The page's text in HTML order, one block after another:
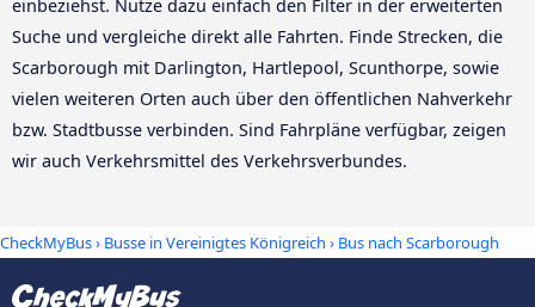
einbeziehst. Nutze dazu einfach den Filter in der erweiterten
Suche und vergleiche direkt alle Fahrten. Finde Strecken, die
Scarborough mit Darlington, Hartlepool, Scunthorpe, sowie
vielen weiteren Orten auch über den öffentlichen Nahverkehr
bzw. Stadtbusse verbinden. Sind Fahrpläne verfügbar, zeigen
wir auch Verkehrsmittel des Verkehrsverbundes.
CheckMyBus› Busse in Vereinigtes Königreich › Bus nach Scarborough